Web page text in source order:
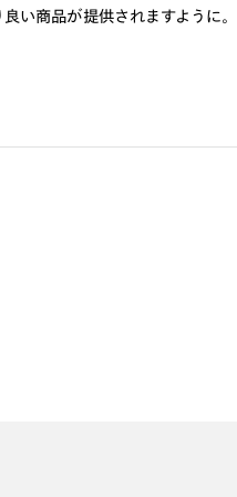
い商品が提供されますように